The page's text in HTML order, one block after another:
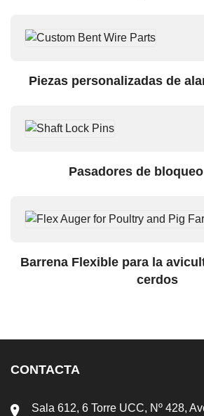
Piezas personalizadas de
Pasadores de
Barrena Flexible para la
cerdos
CONTACTA
Sala 612, 6 Torre UCC, Nº 428,